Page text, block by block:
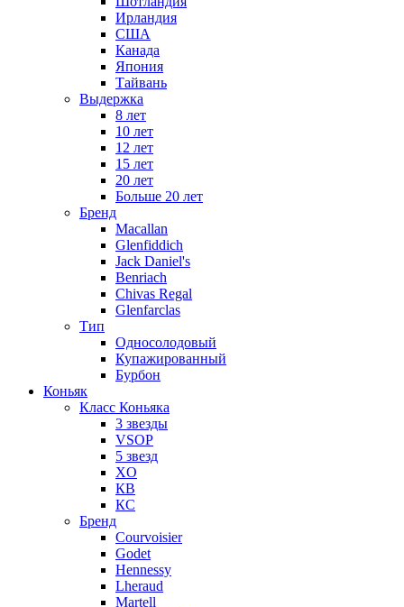
Ирландия
США
Канада
Япония
Тайвань
Выдержка
8 лет
10 лет
12 лет
15 лет
20 лет
Больше 20 лет
Бренд
Macallan
Glenfiddich
Jack Daniel's
Benriach
Chivas Regal
Glenfarclas
Тип
Односолодовый
Купажированный
Бурбон
Коньяк
Класс Коньяка
3 звезды
VSOP
5 звезд
XO
КВ
КС
Бренд
Courvoisier
Godet
Hennessy
Lheraud
Martell